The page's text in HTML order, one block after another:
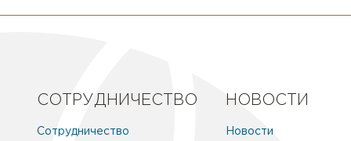
СОТРУДНИЧЕСТВО
Сотрудничество
НОВОСТИ
Новости